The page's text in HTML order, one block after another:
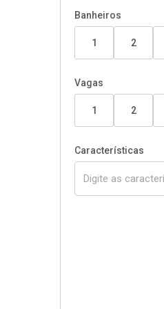
Banheiros
1 2
Vagas
1 2
Características